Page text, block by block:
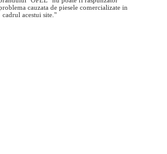
cauzata de piesele comercializate in
cadrul acestui site."